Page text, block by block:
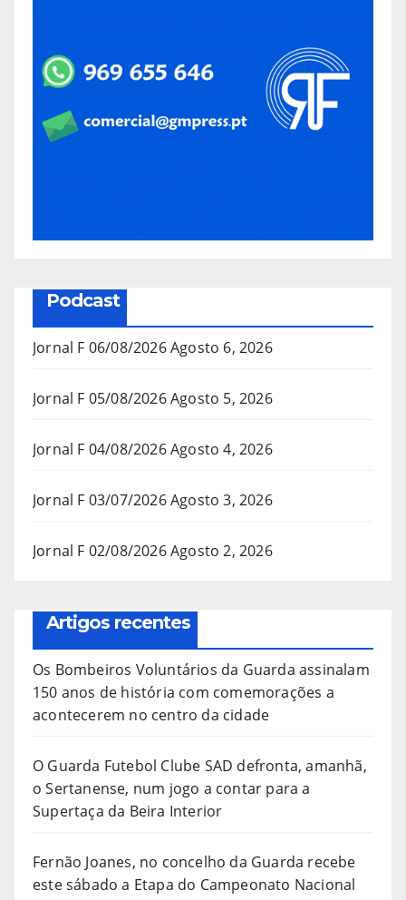
Podcast
Jornal F 06/08/2026Agosto 6, 2026
Jornal F 05/08/2026Agosto 5, 2026
Jornal F 04/08/2026Agosto 4, 2026
Jornal F 03/07/2026Agosto 3, 2026
Jornal F 02/08/2026Agosto 2, 2026
Artigos recentes
Os Bombeiros Voluntários da Guarda assinalam
150 anos de história com comemorações a
acontecerem no centro da cidade
O Guarda Futebol Clube SAD defronta, amanhã,
o Sertanense, num jogo a contar para a
Supertaça da Beira Interior
Fernão Joanes, no concelho da Guarda recebe
este sábado a Etapa do Campeonato Nacional